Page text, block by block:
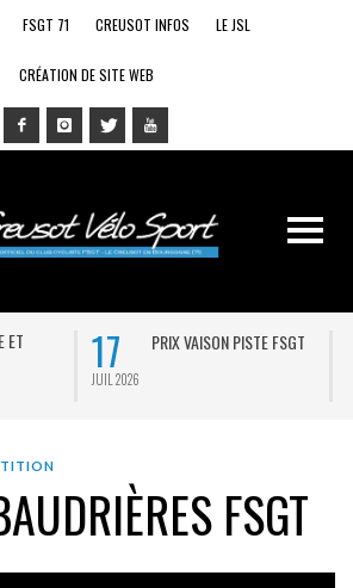
FSGT 71 CREUSOT INFOS LE JSL
CRÉATION DE SITE WEB
ET
17
JUIL 2026
PRIX VAISON PISTE FSGT
FSGT